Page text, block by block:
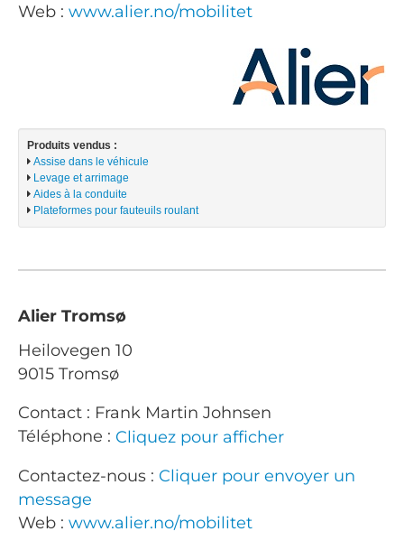
Web : www.alier.no/mobilitet
Produits vendus :
Assise dans le véhicule
Levage et arrimage
Aides à la conduite
Plateformes pour fauteuils roulant
Alier Tromsø
Heilovegen 10
9015 Tromsø
Contact : Frank Martin Johnsen
Téléphone : Cliquez pour afficher
Contactez-nous : Cliquer pour envoyer un
message
Web : www.alier.no/mobilitet